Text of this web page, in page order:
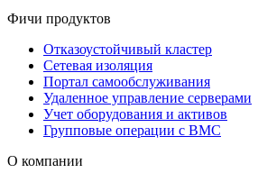
Фичи продуктов
Отказоустойчивый кластер
Сетевая изоляция
Портал самообслуживания
Удаленное управление серверами
Учет оборудования и активов
Групповые операции с BMC
О компании